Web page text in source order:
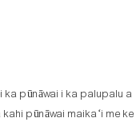
ka pūnāwai i ka palupalu a
pūnāwai maikaʻi me ke